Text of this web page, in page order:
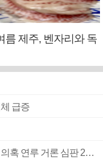
름 제주, 벤자리와 독
급증
■ 축구협회 ‘성 접대’ 의혹 일파만파…日도 의혹 연루 거론 심판 2명 조사